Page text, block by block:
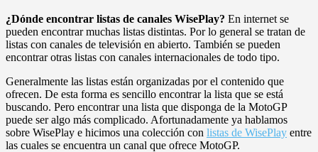
¿Dónde encontrar listas de canales WisePlay? En internet se
pueden encontrar muchas listas distintas. Por lo general se tratan de
listas con canales de televisión en abierto. También se pueden
encontrar otras listas con canales internacionales de todo tipo.
Generalmente las listas están organizadas por el contenido que
ofrecen. De esta forma es sencillo encontrar la lista que se está
buscando. Pero encontrar una lista que disponga de la MotoGP
puede ser algo más complicado. Afortunadamente ya hablamos
sobre WisePlay e hicimos una colección con listas de WisePlay entre
las cuales se encuentra un canal que ofrece MotoGP.